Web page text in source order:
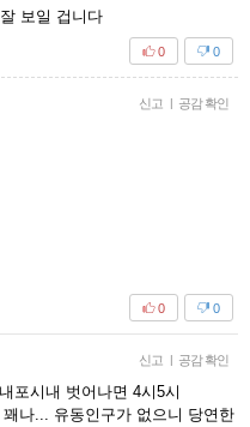
보일 겁니다
0
0
신고 | 공감 확인
0
0
신고 | 공감 확인
포시내 벗어나면 4시5시
나... 유동인구가 없으니 당연한